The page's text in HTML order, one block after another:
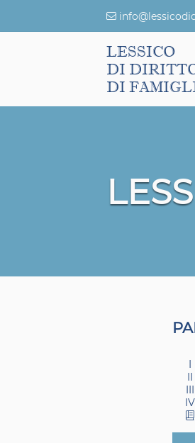
LESSICO
DI
DI
DI DIRITTO DI FAMIGLIA
P
I
II
III
IV